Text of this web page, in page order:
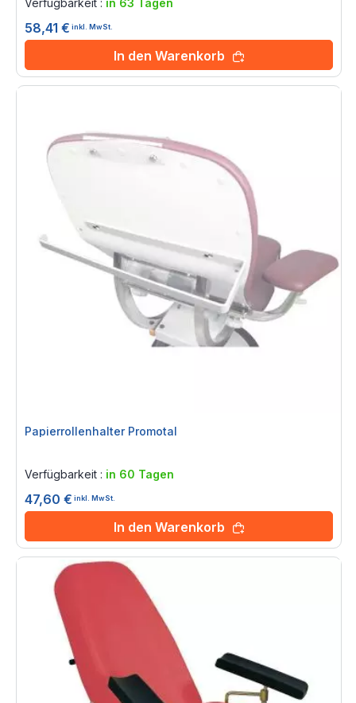
Verfügbarkeit : in 63 Tagen
58,41 € inkl. MwSt.
In den Warenkorb
Papierrollenhalter Promotal
Verfügbarkeit : in 60 Tagen
47,60 € inkl. MwSt.
In den Warenkorb